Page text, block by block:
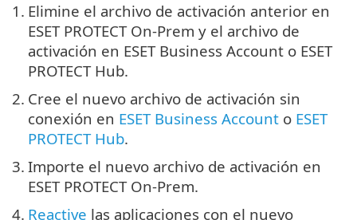
1. Elimine el archivo de activación anterior en
ESET PROTECT On-Prem y el archivo de
activación en ESET Business Account o ESET
PROTECT Hub.
2. Cree el nuevo archivo de activación sin
conexión en ESET Business Account o ESET
PROTECT Hub.
3. Importe el nuevo archivo de activación en
ESET PROTECT On-Prem.
4. Reactive las aplicaciones con el nuevo